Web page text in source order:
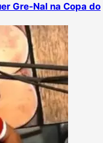
Gre-Nal na Copa do